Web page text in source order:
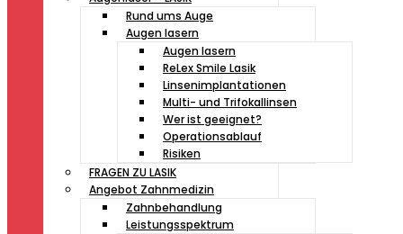
Rund ums Auge
Augen lasern
Augen lasern
ReLex Smile Lasik
Linsenimplantationen
Multi- und Trifokallinsen
Wer ist geeignet?
Operationsablauf
Risiken
FRAGEN ZU LASIK
Angebot Zahnmedizin
Zahnbehandlung
Leistungsspektrum